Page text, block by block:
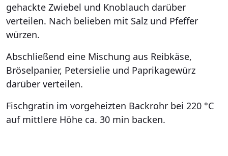
gehackte Zwiebel und Knoblauch darüber
verteilen. Nach belieben mit Salz und Pfeffer
würzen.
Abschließend eine Mischung aus Reibkäse,
Bröselpanier, Petersielie und Paprikagewürz
darüber verteilen.
Fischgratin im vorgeheizten Backrohr bei 220 °C
auf mittlere Höhe ca. 30 min backen.